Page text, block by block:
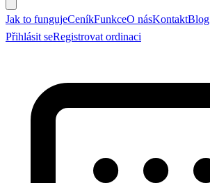
Jak to fungujeCeníkFunkceO násKontaktBlog
Přihlásit seRegistrovat ordinaci